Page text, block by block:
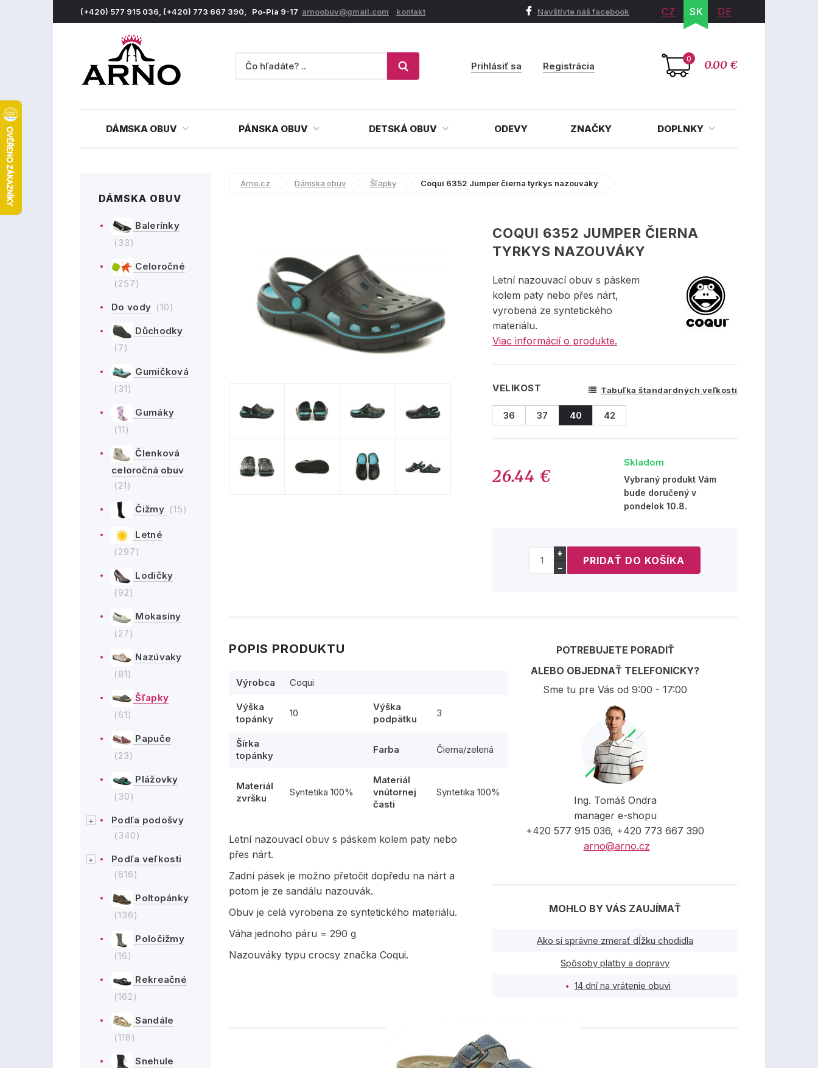
(+420) 577 915 036, (+420) 773 667 390, Po-Pia 9-17 arnoobuv@gmail.com kontakt Navštívte náš facebook CZ SK DE
0 0.00 €
Prihlásiť sa Registrácia
DÁMSKA OBUV PÁNSKA OBUV DETSKÁ OBUV ODEVY ZNAČKY DOPLNKY
DÁMSKA OBUV
Balerínky
(33)
Celoročné
(257)
Do vody (10)
Důchodky
(7)
Gumičková
(31)
Gumáky
(11)
Členková
celoročná obuv
(21)
Čižmy (15)
Letné
(297)
Lodičky
(92)
Mokasíny
(27)
Nazúvaky
(81)
Šľapky
(61)
Papuče
(23)
Plážovky
(30)
Podľa podošvy
(340)
Podľa veľkosti
(616)
Poltopánky
(136)
Poločižmy
(16)
Rekreačné
(162)
Sandále
(118)
Snehule
Arno.cz Dámska obuv Šľapky Coqui 6352 Jumper čierna tyrkys nazouváky
COQUI 6352 JUMPER ČIERNA
TYRKYS NAZOUVÁKY
Letní nazouvací obuv s páskem
kolem paty nebo přes nárt,
vyrobená ze syntetického
materiálu.
Viac informácií o produkte.
VELIKOST Tabuľka štandardných veľkostí
36 37 40 42
26.44 €
Skladom
Vybraný produkt Vám
bude doručený v
pondelok 10.8.
+
−
POPIS PRODUKTU
Výrobca Coqui
Výška
topánky
10
Výška
podpätku
3
Šírka
topánky
Farba Čierna/zelená
Materiál
zvršku
Syntetika 100%
Materiál
vnútornej
časti
Syntetika 100%
Letní nazouvací obuv s páskem kolem paty nebo
přes nárt.
Zadní pásek je možno přetočit dopředu na nárt a
potom je ze sandálu nazouvák.
Obuv je celá vyrobena ze syntetického materiálu.
Váha jednoho páru = 290 g
Nazouváky typu crocsy značka Coqui.
POTREBUJETE PORADIŤ
ALEBO OBJEDNAŤ TELEFONICKY?
Sme tu pre Vás od 9:00 - 17:00
Ing. Tomáš Ondra
manager e-shopu
+420 577 915 036, +420 773 667 390
arno@arno.cz
MOHLO BY VÁS ZAUJÍMAŤ
Ako si správne zmerať dĺžku chodidla
Spôsoby platby a dopravy
14 dní na vrátenie obuvi
PODOBNÉ PRODUKTY